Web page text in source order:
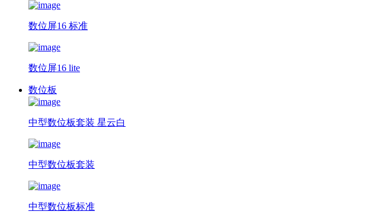
数位屏16 标准
数位屏16 lite
数位板
中型数位板套装 星云白
中型数位板套装
中型数位板标准